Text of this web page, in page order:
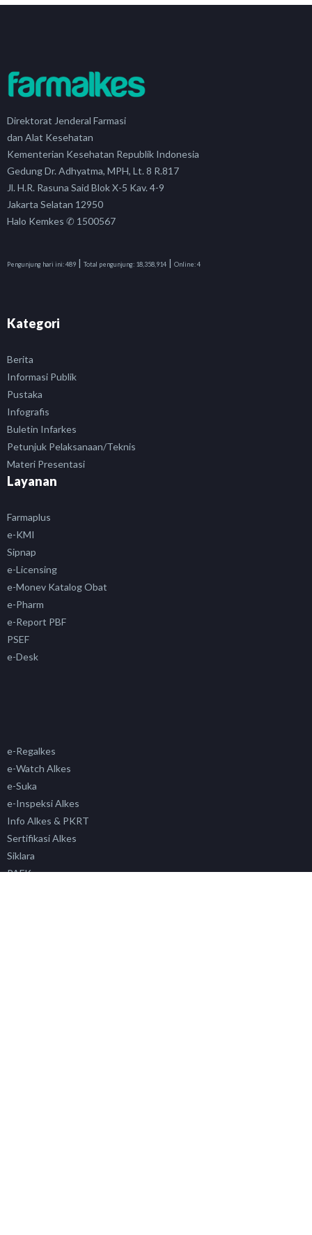
Direktorat Jenderal Farmasi
dan Alat Kesehatan
Kementerian Kesehatan Republik Indonesia
Gedung Dr. Adhyatma, MPH, Lt. 8 R.817
Jl. H.R. Rasuna Said Blok X-5 Kav. 4-9
Jakarta Selatan 12950
Halo Kemkes ✆ 1500567
Pengunjung hari ini:489 | Total pengunjung: 18,358,914 | Online:4
Kategori
Berita
Informasi Publik
Pustaka
Infografis
Buletin Infarkes
Petunjuk Pelaksanaan/Teknis
Materi Presentasi
Layanan
Farmaplus
e-KMI
Sipnap
e-Licensing
e-Monev Katalog Obat
e-Pharm
e-Report PBF
PSEF
e-Desk
e-Regalkes
e-Watch Alkes
e-Suka
e-Inspeksi Alkes
Info Alkes & PKRT
Sertifikasi Alkes
Siklara
PAFK